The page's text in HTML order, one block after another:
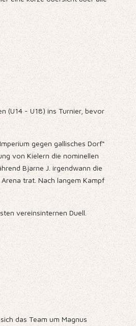
(U14 - U18) ins Turnier, bevor
gegen gallisches Dorf“
von Kielern die nominellen
Bjarne J. irgendwann die
trat. Nach langem Kampf
vereinsinternen Duell.
das Team um Magnus